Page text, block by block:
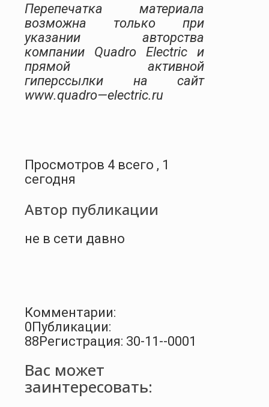
Перепечатка материала
возможна только при
указании авторства
компании Quadro Electric и
прямой активной
гиперссылки на сайт
www.quadro—electric.ru
Просмотров 4 всего , 1
сегодня
Автор публикации
не в сети давно
Комментарии:
0Публикации:
88Регистрация: 30-11--0001
Вас может
заинтересовать: